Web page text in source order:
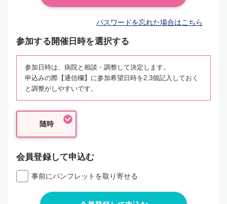
パスワードを忘れた場合はこちら
参加する開催日時を選択する
参加日時は、病院と相談・調整して決定します。
申込みの際【通信欄】に参加希望日時を2,3個記入しておく
と調整がしやすいです。
随時
会員登録して申込む
事前にパンフレットを取り寄せる